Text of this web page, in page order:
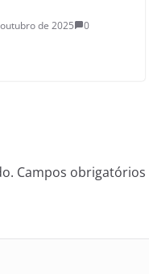
de 2025 0
Campos